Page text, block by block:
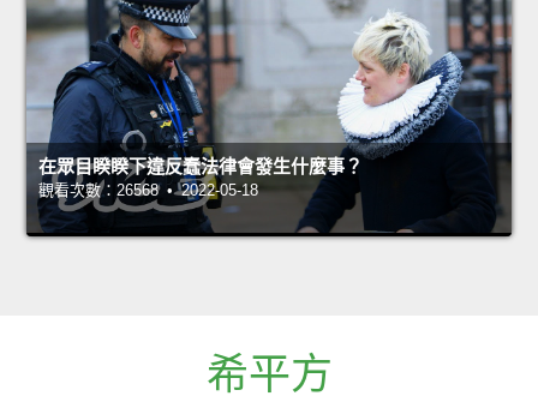
在眾目睽睽下違反蠢法律會發生什麼事？
觀看次數：26568 • 2022-05-18
希平方